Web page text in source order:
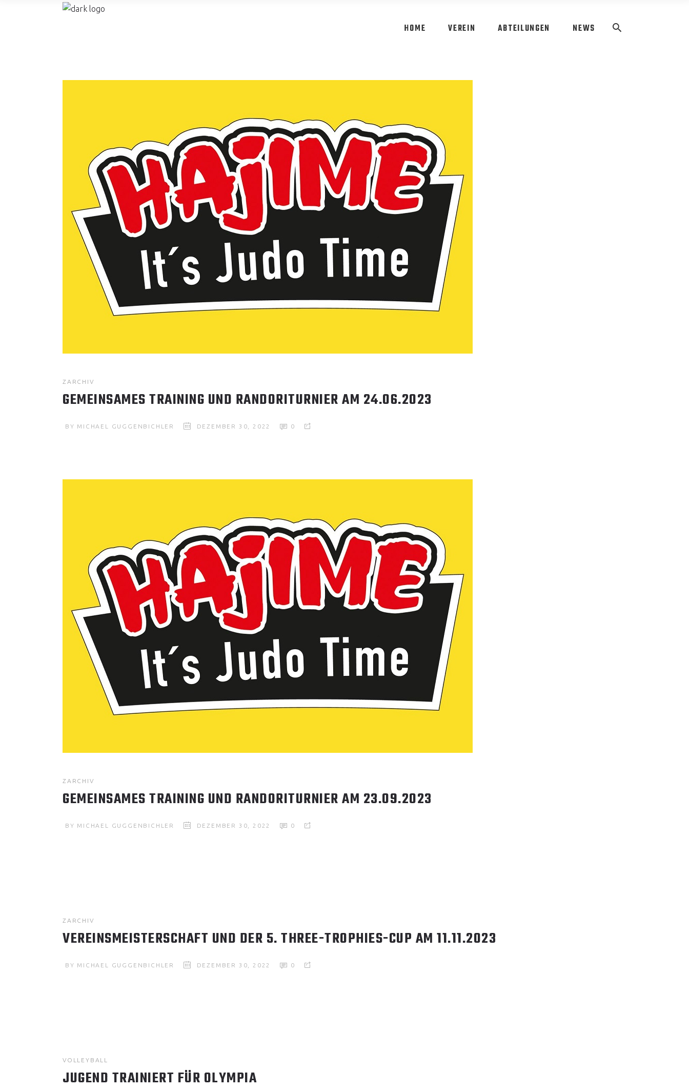
HOME VEREIN ABTEILUNGEN NEWS
ZARCHIV
GEMEINSAMES TRAINING UND RANDORITURNIER AM 24.06.2023
BY MICHAEL GUGGENBICHLER DEZEMBER 30, 2022 0
ZARCHIV
GEMEINSAMES TRAINING UND RANDORITURNIER AM 23.09.2023
BY MICHAEL GUGGENBICHLER DEZEMBER 30, 2022 0
ZARCHIV
VEREINSMEISTERSCHAFT UND DER 5. THREE-TROPHIES-CUP AM 11.11.2023
BY MICHAEL GUGGENBICHLER DEZEMBER 30, 2022 0
VOLLEYBALL
JUGEND TRAINIERT FÜR OLYMPIA